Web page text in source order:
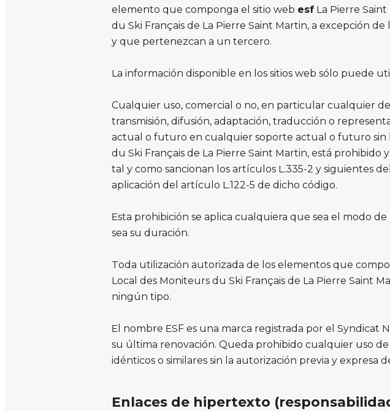
elemento que componga el sitio web esf La Pierre
du Ski Français de La Pierre Saint Martin, a excepción
y que pertenezcan a un tercero.
La información disponible en los sitios web sólo puede
Cualquier uso, comercial o no, en particular cualquier
transmisión, difusión, adaptación, traducción o
actual o futuro en cualquier soporte actual o futuro sin
du Ski Français de La Pierre Saint Martin, está
tal y como sancionan los artículos L.335-2 y siguientes
aplicación del artículo L.122-5 de dicho código.
Esta prohibición se aplica cualquiera que sea el modo
sea su duración.
Toda utilización autorizada de los elementos que
Local des Moniteurs du Ski Français de La Pierre Saint
ningún tipo.
El nombre ESF es una marca registrada por el Syndicat
su última renovación. Queda prohibido cualquier uso
idénticos o similares sin la autorización previa y expresa
Enlaces de hipertexto